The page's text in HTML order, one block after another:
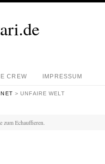
CREW IMPRESSUM
> UNFAIRE WELT
zum Echauffieren.